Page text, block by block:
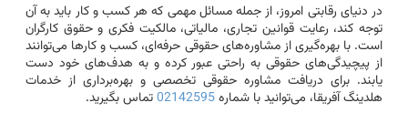
در دنیای رقابتی امروز، از جمله مسائل مهمی که هر کسب و کار باید به آن
توجه کند، رعایت قوانین تجاری، مالیاتی، مالکیت فکری و حقوق کارگران
است. با بهره‌گیری از مشاوره‌های حقوقی حرفه‌ای، کسب و کارها می‌توانند
از پیچیدگی‌های حقوقی به راحتی عبور کرده و به هدف‌های خود دست
یابند. برای دریافت مشاوره حقوقی تخصصی و بهره‌برداری از خدمات
هلدینگ آفریقا، می‌توانید با شماره02142595تماس بگیرید.